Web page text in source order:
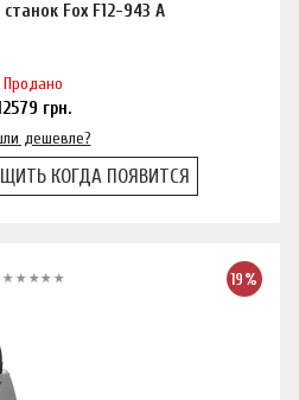
Fox F12-943 A
Продано
грн.
дешевле?
КОГДА ПОЯВИТСЯ
19%